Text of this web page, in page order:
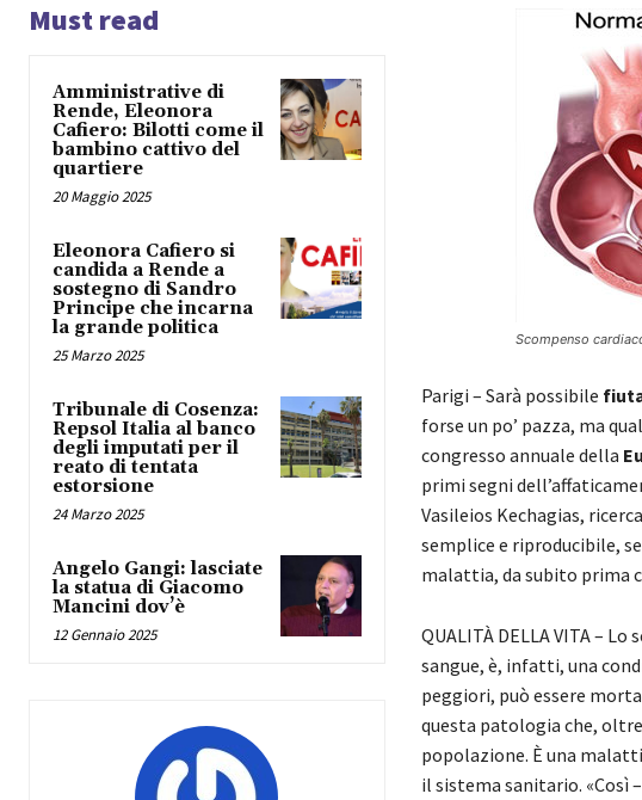
Must read
Amministrative di
Rende, Eleonora
Cafiero: Bilotti come il
bambino cattivo del
quartiere
20 Maggio 2025
Eleonora Cafiero si
candida a Rende a
sostegno di Sandro
Principe che incarna
la grande politica
25 Marzo 2025
Tribunale di Cosenza:
Repsol Italia al banco
degli imputati per il
reato di tentata
estorsione
24 Marzo 2025
Angelo Gangi: lasciate
la statua di Giacomo
Mancini dov’è
12 Gennaio 2025
Scompenso
Parigi – Sarà possibile
forse un po’ pazza, ma
congresso annuale della
primi segni
Vasileios Kechagias,
semplice e riproducibile,
malattia, da subito prima
QUALITÀ DELLA VITA –
sangue, è, infatti, una
peggiori, può essere
questa patologia che,
popolazione. È una
il sistema sanitario. «Così